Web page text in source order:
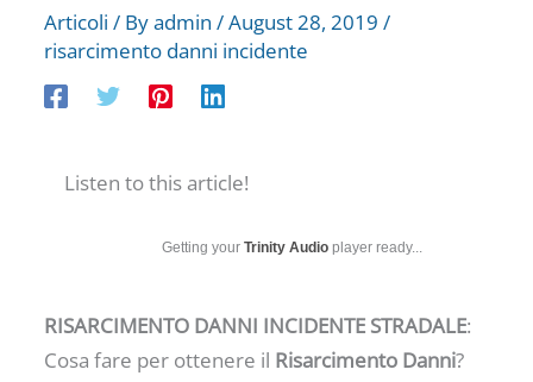
Articoli / Byadmin /August 28, 2019 /
risarcimento danni incidente
Listen to this article!
Getting your Trinity Audio player ready...
RISARCIMENTO DANNI INCIDENTE STRADALE:
Cosa fare per ottenere il Risarcimento Danni?